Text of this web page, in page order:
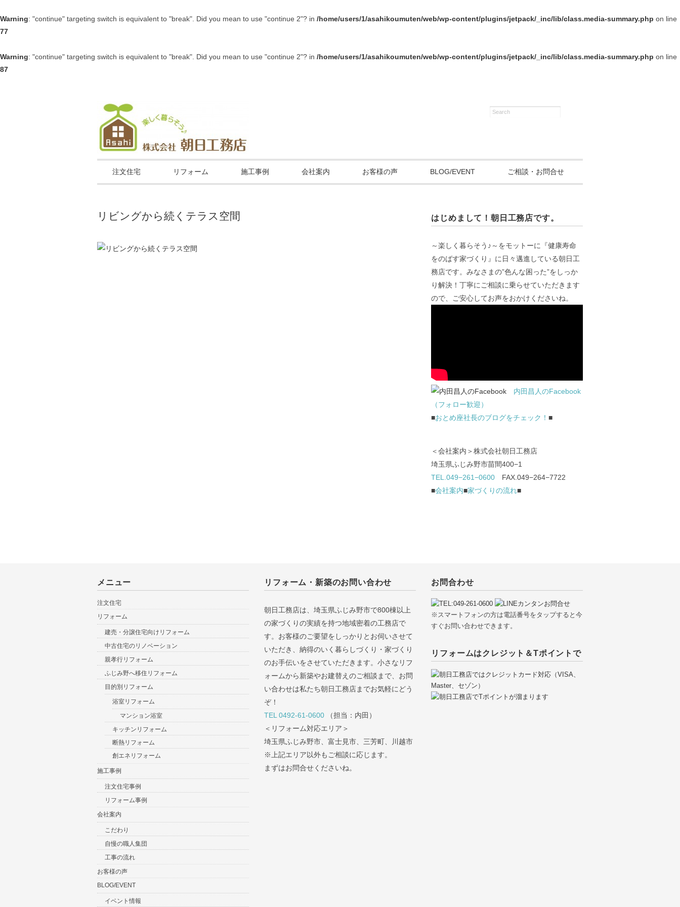
Warning: "continue" targeting switch is equivalent to "break". Did you mean to use "continue 2"? in /home/users/1/asahikoumuten/web/wp-content/plugins/jetpack/_inc/lib/class.media-summary.php on line
77
Warning: "continue" targeting switch is equivalent to "break". Did you mean to use "continue 2"? in /home/users/1/asahikoumuten/web/wp-content/plugins/jetpack/_inc/lib/class.media-summary.php on line
87
注文住宅 リフォーム 施工事例 会社案内 お客様の声 BLOG/EVENT ご相談・お問合せ
リビングから続くテラス空間 はじめまして！朝日工務店です。
～楽しく暮らそう♪～をモットーに『健康寿命
をのばす家づくり』に日々邁進している朝日工
務店です。みなさまの”色んな困った”をしっか
り解決！丁寧にご相談に乗らせていただきます
ので、ご安心してお声をおかけくださいね。
内田昌人のFacebook
（フォロー歓迎）
■おとめ座社長のブログをチェック！■
＜会社案内＞株式会社朝日工務店
埼玉県ふじみ野市苗間400−1
TEL.049−261−0600 FAX.049−264−7722
■会社案内■家づくりの流れ■
メニュー
注文住宅
リフォーム
建売・分譲住宅向けリフォーム
中古住宅のリノベーション
親孝行リフォーム
ふじみ野へ移住リフォーム
目的別リフォーム
浴室リフォーム
マンション浴室
キッチンリフォーム
断熱リフォーム
創エネリフォーム
施工事例
注文住宅事例
リフォーム事例
会社案内
こだわり
自慢の職人集団
工事の流れ
お客様の声
BLOG/EVENT
イベント情報
リフォーム・新築のお問い合わせ
朝日工務店は、埼玉県ふじみ野市で800棟以上
の家づくりの実績を持つ地域密着の工務店で
す。お客様のご要望をしっかりとお伺いさせて
いただき、納得のいく暮らしづくり・家づくり
のお手伝いをさせていただきます。小さなリフ
ォームから新築やお建替えのご相談まで、お問
い合わせは私たち朝日工務店までお気軽にどう
ぞ！
TEL 0492-61-0600 （担当：内田）
＜リフォーム対応エリア＞
埼玉県ふじみ野市、富士見市、三芳町、川越市
※上記エリア以外もご相談に応じます。
まずはお問合せくださいね。
お問合わせ
※スマートフォンの方は電話番号をタップすると今
すぐお問い合わせできます。
リフォームはクレジット＆Tポイントで